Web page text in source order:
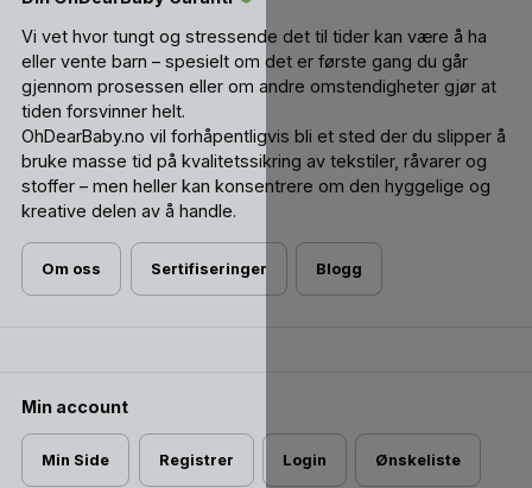
Vi vet hvor tungt og stressende det til tider kan være å ha
eller vente barn – spesielt om det er første gang du går
gjennom prosessen eller om andre omstendigheter gjør at
tiden forsvinner helt.
OhDearBaby.no vil forhåpentligvis bli et sted der du slipper å
bruke masse tid på kvalitetssikring av tekstiler, råvarer og
stoffer – men heller kan konsentrere om den hyggelige og
kreative delen av å handle.
Om oss Sertifiseringer Blogg
Min account
Min Side Registrer Login Ønskeliste